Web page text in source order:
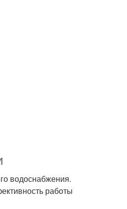
водоснабжения.
работы